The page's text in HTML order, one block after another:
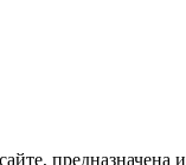
предназначена